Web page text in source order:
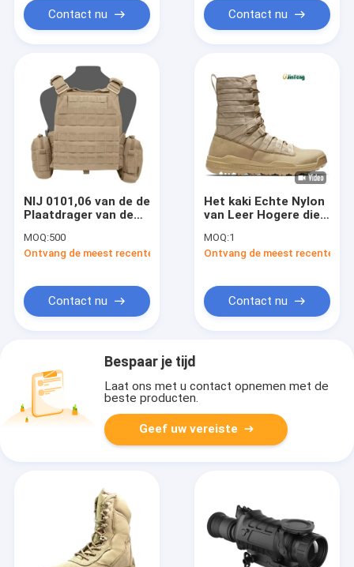
Contact nu Contact nu
NIJ 0101,06 van de de
Plaatdrager van de
Ballistische Niveau
IIIA
MOQ:500
Ontvang de meest recente Prijs
Contact nu
Het kaki Echte Nylon
van Leer Hogere die
Rubberoutsole wordt
versterkt
MOQ:1
Ontvang de meest recente
Contact nu
Bespaar je tijd
Laat ons met u contact opnemen met de
beste producten.
Geef uw vereiste